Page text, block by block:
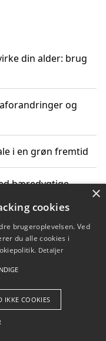
din alder: brug
og
i en grøn fremtid
bæredygtige
med familien i
Aps
×
cookies
brugeroplevelsen. Ved
du alle cookies i
Detaljer
IKKE COOKIES